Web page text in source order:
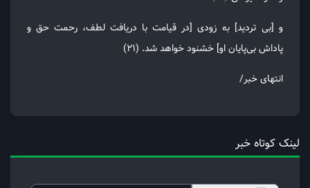
و [بی تردید] به زودی [در قیامت با دریافت لطف، رحمت حق و
پاداش بی‌پایان او] خشنود خواهد شد. (۲۱)
انتهای خبر/
لینک کوتاه خبر